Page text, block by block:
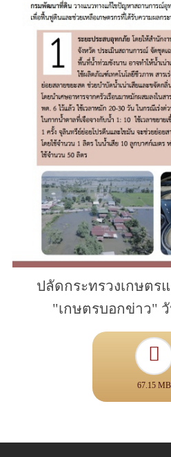
ปลัดกระทรวงเกษตร
"เกษตรบอกข่าว"
67.15 MB